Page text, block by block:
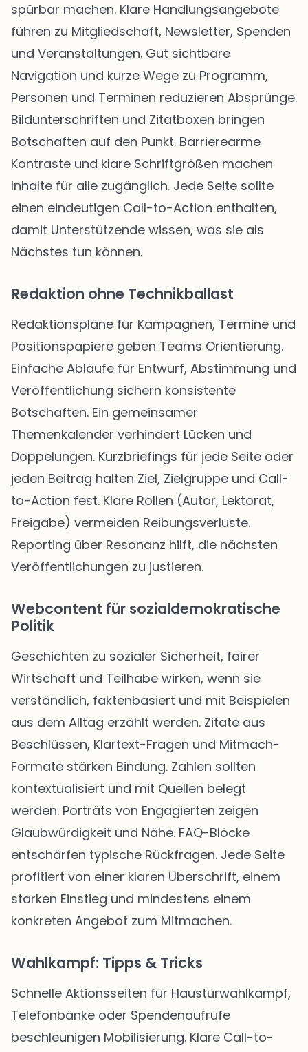
spürbar machen. Klare Handlungsangebote
führen zu Mitgliedschaft, Newsletter, Spenden
und Veranstaltungen. Gut sichtbare
Navigation und kurze Wege zu Programm,
Personen und Terminen reduzieren Absprünge.
Bildunterschriften und Zitatboxen bringen
Botschaften auf den Punkt. Barrierearme
Kontraste und klare Schriftgrößen machen
Inhalte für alle zugänglich. Jede Seite sollte
einen eindeutigen Call-to-Action enthalten,
damit Unterstützende wissen, was sie als
Nächstes tun können.
Redaktion ohne Technikballast
Redaktionspläne für Kampagnen, Termine und
Positionspapiere geben Teams Orientierung.
Einfache Abläufe für Entwurf, Abstimmung und
Veröffentlichung sichern konsistente
Botschaften. Ein gemeinsamer
Themenkalender verhindert Lücken und
Doppelungen. Kurzbriefings für jede Seite oder
jeden Beitrag halten Ziel, Zielgruppe und Call-
to-Action fest. Klare Rollen (Autor, Lektorat,
Freigabe) vermeiden Reibungsverluste.
Reporting über Resonanz hilft, die nächsten
Veröffentlichungen zu justieren.
Webcontent für sozialdemokratische
Politik
Geschichten zu sozialer Sicherheit, fairer
Wirtschaft und Teilhabe wirken, wenn sie
verständlich, faktenbasiert und mit Beispielen
aus dem Alltag erzählt werden. Zitate aus
Beschlüssen, Klartext-Fragen und Mitmach-
Formate stärken Bindung. Zahlen sollten
kontextualisiert und mit Quellen belegt
werden. Porträts von Engagierten zeigen
Glaubwürdigkeit und Nähe. FAQ-Blöcke
entschärfen typische Rückfragen. Jede Seite
profitiert von einer klaren Überschrift, einem
starken Einstieg und mindestens einem
konkreten Angebot zum Mitmachen.
Wahlkampf: Tipps & Tricks
Schnelle Aktionsseiten für Haustürwahlkampf,
Telefonbänke oder Spendenaufrufe
beschleunigen Mobilisierung. Klare Call-to-